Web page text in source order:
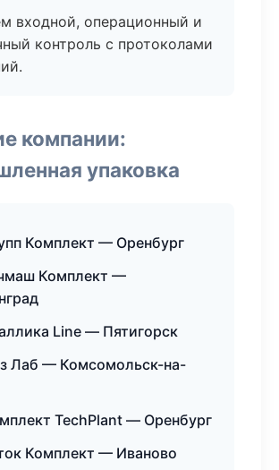
входной, операционный и
контроль с протоколами
компании:
упаковка
Комплект — Оренбург
Комплект —
Line — Пятигорск
Лаб — Комсомольск-на-
TechPlant — Оренбург
Комплект — Иваново